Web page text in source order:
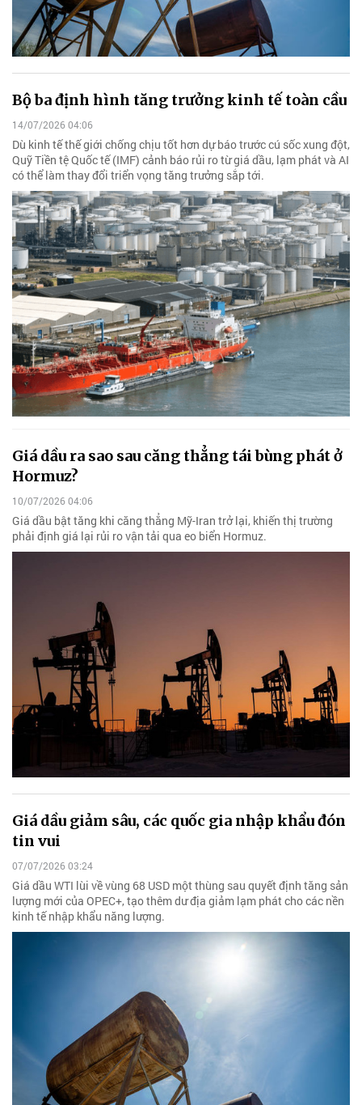
Bộ ba định hình tăng trưởng kinh tế toàn cầu
14/07/2026 04:06
Dù kinh tế thế giới chống chịu tốt hơn dự báo trước cú sốc xung đột,
Quỹ Tiền tệ Quốc tế (IMF) cảnh báo rủi ro từ giá dầu, lạm phát và AI
có thể làm thay đổi triển vọng tăng trưởng sắp tới.
Giá dầu ra sao sau căng thẳng tái bùng phát ở
Hormuz?
10/07/2026 04:06
Giá dầu bật tăng khi căng thẳng Mỹ-Iran trở lại, khiến thị trường
phải định giá lại rủi ro vận tải qua eo biển Hormuz.
Giá dầu giảm sâu, các quốc gia nhập khẩu đón
tin vui
07/07/2026 03:24
Giá dầu WTI lùi về vùng 68 USD một thùng sau quyết định tăng sản
lượng mới của OPEC+, tạo thêm dư địa giảm lạm phát cho các nền
kinh tế nhập khẩu năng lượng.